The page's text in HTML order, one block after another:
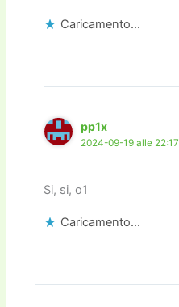
Caricamento...
pp1x
2024-09-19 alle 22:17
Si, si, o1
Caricamento...